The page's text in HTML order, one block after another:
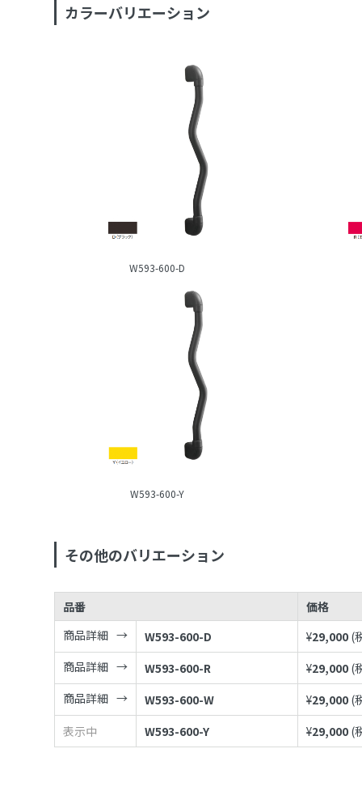
カラーバリエーション
W593-600-D
W593-600-Y
その他のバリエーション
品番
価格
商品詳細
W593-600-D ¥29,000 (
商品詳細
W593-600-R ¥29,000 (
商品詳細
W593-600-W ¥29,000 (
表示中
W593-600-Y ¥29,000 (